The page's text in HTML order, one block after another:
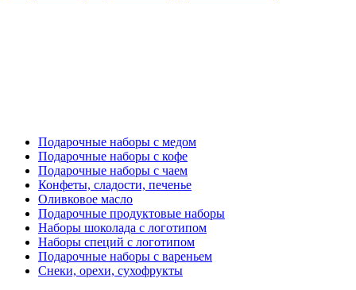
Подарочные наборы с медом
Подарочные наборы с кофе
Подарочные наборы с чаем
Конфеты, сладости, печенье
Оливковое масло
Подарочные продуктовые наборы
Наборы шоколада с логотипом
Наборы специй с логотипом
Подарочные наборы с вареньем
Снеки, орехи, сухофрукты